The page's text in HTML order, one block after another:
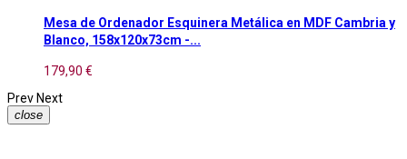
Mesa de Ordenador Esquinera Metálica en MDF Cambria y
Blanco, 158x120x73cm -...
179,90 €
Prev Next
close